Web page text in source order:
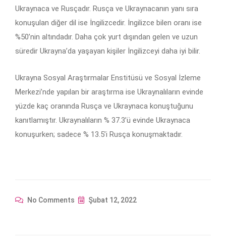
Ukraynaca ve Rusçadır. Rusça ve Ukraynacanın yanı sıra
konuşulan diğer dil ise İngilizcedir. İngilizce bilen oranı ise
%50’nin altındadır. Daha çok yurt dışından gelen ve uzun
süredir Ukrayna’da yaşayan kişiler İngilizceyi daha iyi bilir.
Ukrayna Sosyal Araştırmalar Enstitüsü ve Sosyal İzleme
Merkezi’nde yapılan bir araştırma ise Ukraynalıların evinde
yüzde kaç oranında Rusça ve Ukraynaca konuştuğunu
kanıtlamıştır. Ukraynalıların % 37.3’ü evinde Ukraynaca
konuşurken; sadece % 13.5’i Rusça konuşmaktadır.
No Comments Şubat 12, 2022